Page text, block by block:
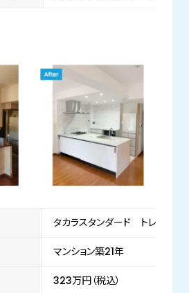
タカラスタンダード トレーシア
マンション築21年
323万円（税込）